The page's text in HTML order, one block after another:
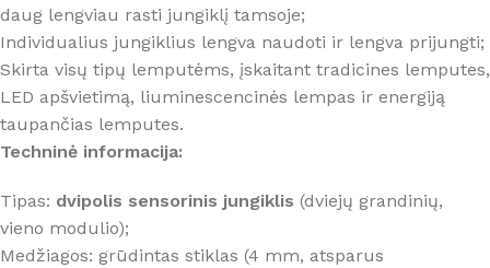
daug lengviau rasti jungiklį tamsoje;
Individualius jungiklius lengva naudoti ir lengva prijungti;
Skirta visų tipų lemputėms, įskaitant tradicines lemputes,
LED apšvietimą, liuminescencinės lempas ir energiją
taupančias lemputes.
Techninė informacija:
Tipas: dvipolis sensorinis jungiklis (dviejų grandinių,
vieno modulio);
Medžiagos: grūdintas stiklas (4 mm, atsparus